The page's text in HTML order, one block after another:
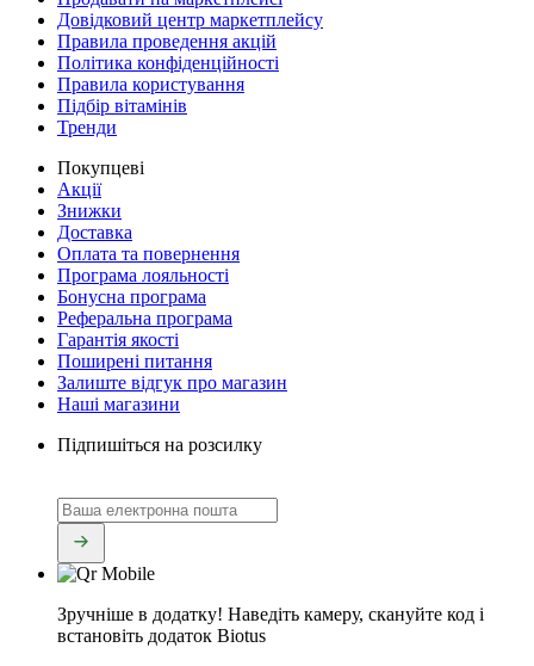
Довідковий центр маркетплейсу
Правила проведення акцій
Політика конфіденційності
Правила користування
Підбір вітамінів
Тренди
Покупцеві
Акції
Знижки
Доставка
Оплата та повернення
Програма лояльності
Бонусна програма
Реферальна програма
Гарантія якості
Поширені питання
Залиште відгук про магазин
Наші магазини
Підпишіться на розсилку
Зручніше в додатку! Наведіть камеру, скануйте код і
встановіть додаток Biotus